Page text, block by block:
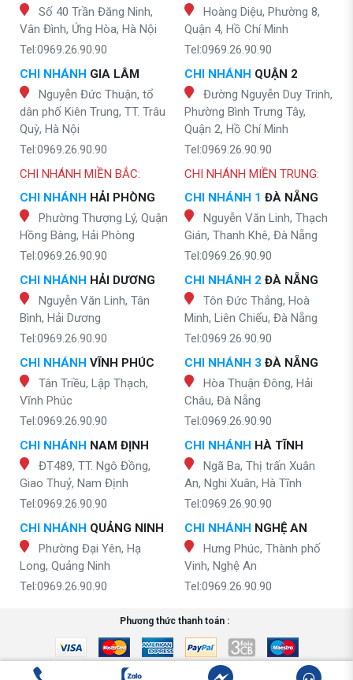
Số 40 Trần Đăng Ninh,
Vân Đình, Ứng Hòa, Hà Nội
Tel:0969.26.90.90
CHI NHÁNH GIA LÂM
Nguyễn Đức Thuận, tổ
dân phố Kiên Trung, TT. Trâu
Quỳ, Hà Nội
Tel:0969.26.90.90
Hoàng Diệu, Phường 8,
Quận 4, Hồ Chí Minh
Tel:0969.26.90.90
CHI NHÁNH QUẬN 2
Đường Nguyễn Duy Trinh,
Phường Bình Trưng Tây,
Quận 2, Hồ Chí Minh
Tel:0969.26.90.90
CHI NHÁNH MIỀN BẮC:
CHI NHÁNH HẢI PHÒNG
Phường Thượng Lý, Quận
Hồng Bàng, Hải Phòng
Tel:0969.26.90.90
CHI NHÁNH HẢI DƯƠNG
Nguyễn Văn Linh, Tân
Bình, Hải Dương
Tel:0969.26.90.90
CHI NHÁNH VĨNH PHÚC
Tân Triều, Lập Thạch,
Vĩnh Phúc
Tel:0969.26.90.90
CHI NHÁNH NAM ĐỊNH
ĐT489, TT. Ngô Đồng,
Giao Thuỷ, Nam Định
Tel:0969.26.90.90
CHI NHÁNH QUẢNG NINH
Phường Đại Yên, Hạ
Long, Quảng Ninh
Tel:0969.26.90.90
CHI NHÁNH MIỀN TRUNG:
CHI NHÁNH 1 ĐÀ NẴNG
Nguyễn Văn Linh, Thạch
Gián, Thanh Khê, Đà Nẵng
Tel:0969.26.90.90
CHI NHÁNH 2 ĐÀ NẴNG
Tôn Đức Thắng, Hoà
Minh, Liên Chiểu, Đà Nẵng
Tel:0969.26.90.90
CHI NHÁNH 3 ĐÀ NẴNG
Hòa Thuận Đông, Hải
Châu, Đà Nẵng
Tel:0969.26.90.90
CHI NHÁNH HÀ TĨNH
Ngã Ba, Thị trấn Xuân
An, Nghi Xuân, Hà Tĩnh
Tel:0969.26.90.90
CHI NHÁNH NGHỆ AN
Hưng Phúc, Thành phố
Vinh, Nghệ An
Tel:0969.26.90.90
Phương thức thanh toán :